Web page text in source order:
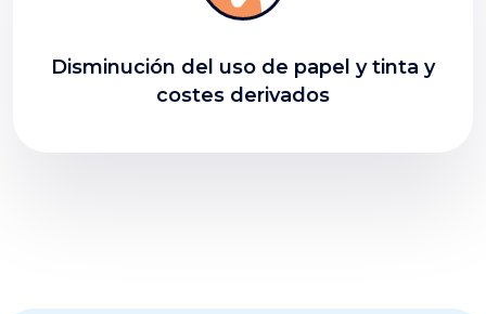
Disminución del uso de papel y tinta y
costes derivados